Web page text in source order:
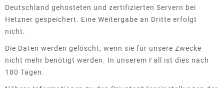
Deutschland gehosteten und zertifizierten Servern bei
Hetzner gespeichert. Eine Weitergabe an Dritte erfolgt
nicht.
Die Daten werden gelöscht, wenn sie für unsere Zwecke
nicht mehr benötigt werden. In unserem Fall ist dies nach
180 Tagen.